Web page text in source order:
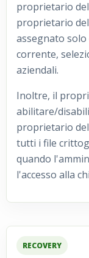
proprietario
proprietario
assegnato
corrente,
aziendali.
Inoltre, il
abilitare/
proprietario
tutti i file
quando
l'accesso alla
RECOVERY